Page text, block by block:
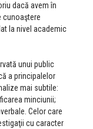
dacă avem în
cunoaştere
la nivel academic
unui public
a principalelor
mai subtile:
minciunii;
Celor care
cu caracter